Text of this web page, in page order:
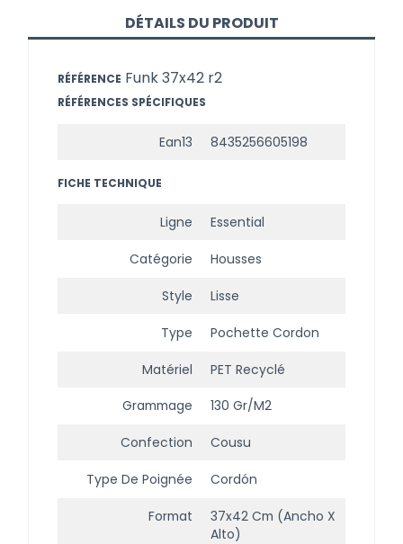
DÉTAILS DU PRODUIT
RÉFÉRENCE Funk 37x42 r2
RÉFÉRENCES SPÉCIFIQUES
Ean13 8435256605198
FICHE TECHNIQUE
Ligne Essential
Catégorie Housses
Style Lisse
Type Pochette Cordon
Matériel PET Recyclé
Grammage 130 Gr/m2
Confection Cousu
Type De Poignée Cordón
Format
37x42 Cm (ancho X
Alto)